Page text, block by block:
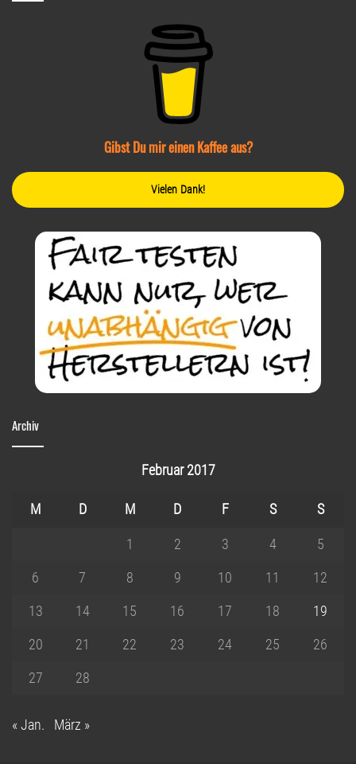
Gibst Du mir einen Kaffee aus?
Vielen Dank!
Archiv
Februar 2017
M D M D F S S
1 2 3 4
5
6
7 8 9 10 11
12
13
14 15 16 17 18
19
20
21 22 23 24 25
26
27
28
« Jan. März »